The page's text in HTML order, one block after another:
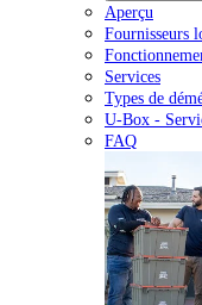
Aperçu
Fournisseurs
Services
Types de
U-Box -
FAQ